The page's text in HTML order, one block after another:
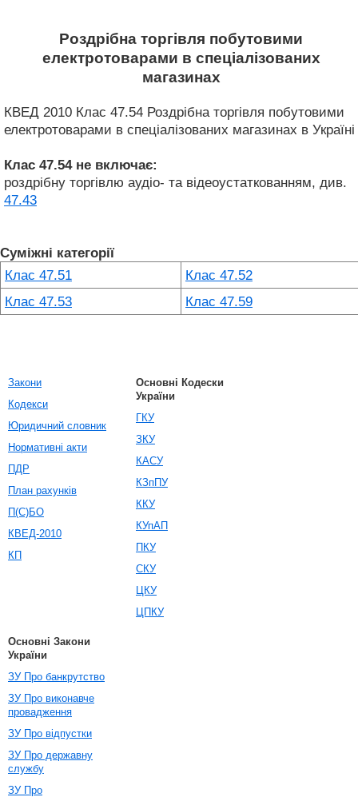
Роздрібна торгівля побутовими
електротоварами в спеціалізованих
магазинах
КВЕД 2010 Клас 47.54 Роздрібна торгівля побутовими
електротоварами в спеціалізованих магазинах в Україні
Клас 47.54 не включає:
роздрібну торгівлю аудіо- та відеоустаткованням, див.
47.43
Суміжні категорії
Клас 47.51
Клас 47.52
Клас 47.53
Клас 47.59
Закони
Кодекси
Юридичний словник
Нормативні акти
ПДР
План рахунків
П(С)БО
КВЕД-2010
КП
Основні Кодески
України
ГКУ
ЗКУ
КАСУ
КЗпПУ
ККУ
КУпАП
ПКУ
СКУ
ЦКУ
ЦПКУ
Основні Закони
України
ЗУ Про банкрутство
ЗУ Про виконавче
провадження
ЗУ Про відпустки
ЗУ Про державну
службу
ЗУ Про